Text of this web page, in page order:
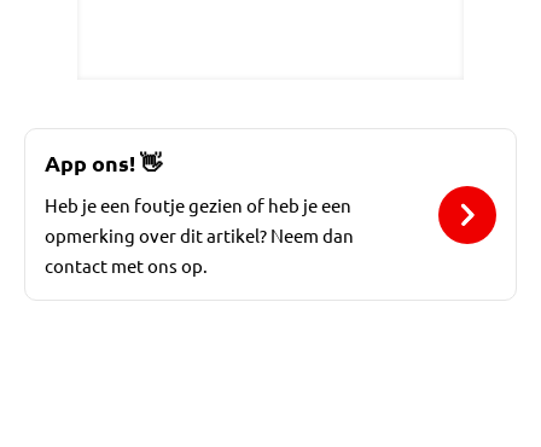
App ons!👋
Heb je een foutje gezien of heb je een
opmerking over dit artikel? Neem dan
contact met ons op.